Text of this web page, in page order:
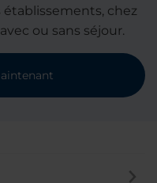
établissements, chez
ou sans séjour.